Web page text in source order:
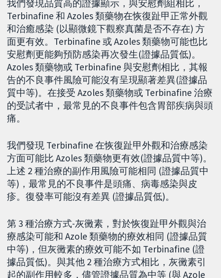
我們發現品質高的證據顯示，與安慰劑組相比，
Terbinafine 和 Azoles 類藥物在恢復趾甲正常外觀
和治癒感染 (以顯微鏡下觀察真菌是否不存在) 方
面更有效。Terbinafine 或 Azoles 類藥物可能也比
安慰劑更能夠預防感染再次發生(證據品質低)。
Azoles 類藥物或 Terbinafine 與安慰劑相比，其報
告的不良事件風險可能沒有呈現顯著差異(證據品
質中等)。在接受 Azoles 類藥物或 Terbinafine 治療
的受試者中，最常見的不良事件包含胃部疾病與頭
痛。
我們發現 Terbinafine 在恢復趾甲外觀和治療感染
方面可能比 Azoles 類藥物更有效(證據品質中等)。
上述 2 種治療的副作用風險可能相同 (證據品質中
等)，最常見的不良事件是頭痛、病毒感染與皮
疹。復發率可能沒有差異 (證據品質低)。
第 3 種治療方式-灰黴素，對於恢復趾甲外觀與治
療感染可能和 Azole 類藥物的療效相同 (證據品質
中等)，但灰黴素的療效可能不如 Terbinafine (證
據品質低)。與其他 2 種治療方式相比，灰黴素引
起的副作用較多，儘管證據品質為中等 (與 Azole